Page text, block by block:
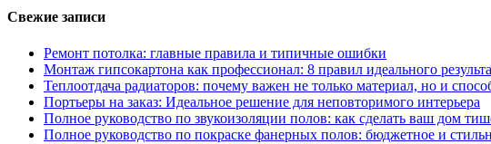
Свежие записи
Ремонт потолка: главные правила и типичные ошибки
Монтаж гипсокартона как профессионал: 8 правил идеального
Теплоотдача радиаторов: почему важен не только материал, но и
Портьеры на заказ: Идеальное решение для неповторимого интерьера
Полное руководство по звукоизоляции полов: как сделать ваш дом
Полное руководство по покраске фанерных полов: бюджетное и